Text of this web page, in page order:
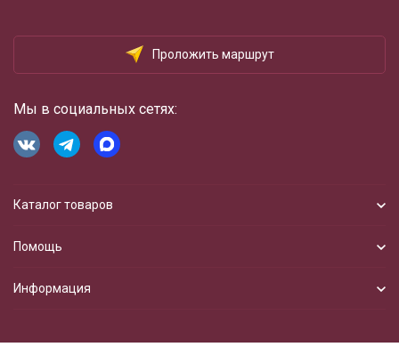
Проложить маршрут
Мы в социальных сетях:
Каталог товаров
Помощь
Информация